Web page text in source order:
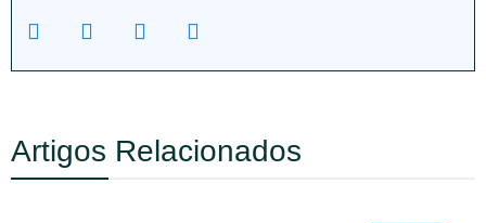
Artigos Relacionados